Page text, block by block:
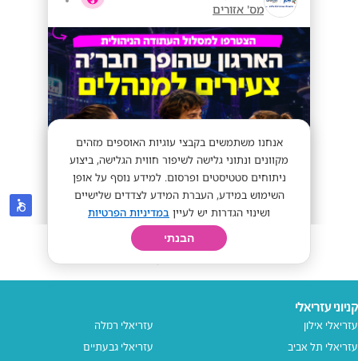
קניוני עזריאלי
עזריאלי אילון
עזריאלי תל אביב
עזריאלי רמלה
עזריאלי גבעתיים